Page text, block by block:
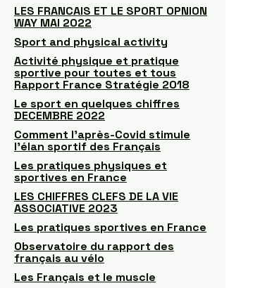
LES FRANCAIS ET LE SPORT OPNION
WAY MAI 2022
Sport and physical activity
Activité physique et pratique
sportive pour toutes et tous
Rapport France Stratégie 2018
Le sport en quelques chiffres
DECEMBRE 2022
Comment l’après-Covid stimule
l’élan sportif des Français
Les pratiques physiques et
sportives en France
LES CHIFFRES CLEFS DE LA VIE
ASSOCIATIVE 2023
Les pratiques sportives en France
Observatoire du rapport des
français au vélo
Les Français et le muscle